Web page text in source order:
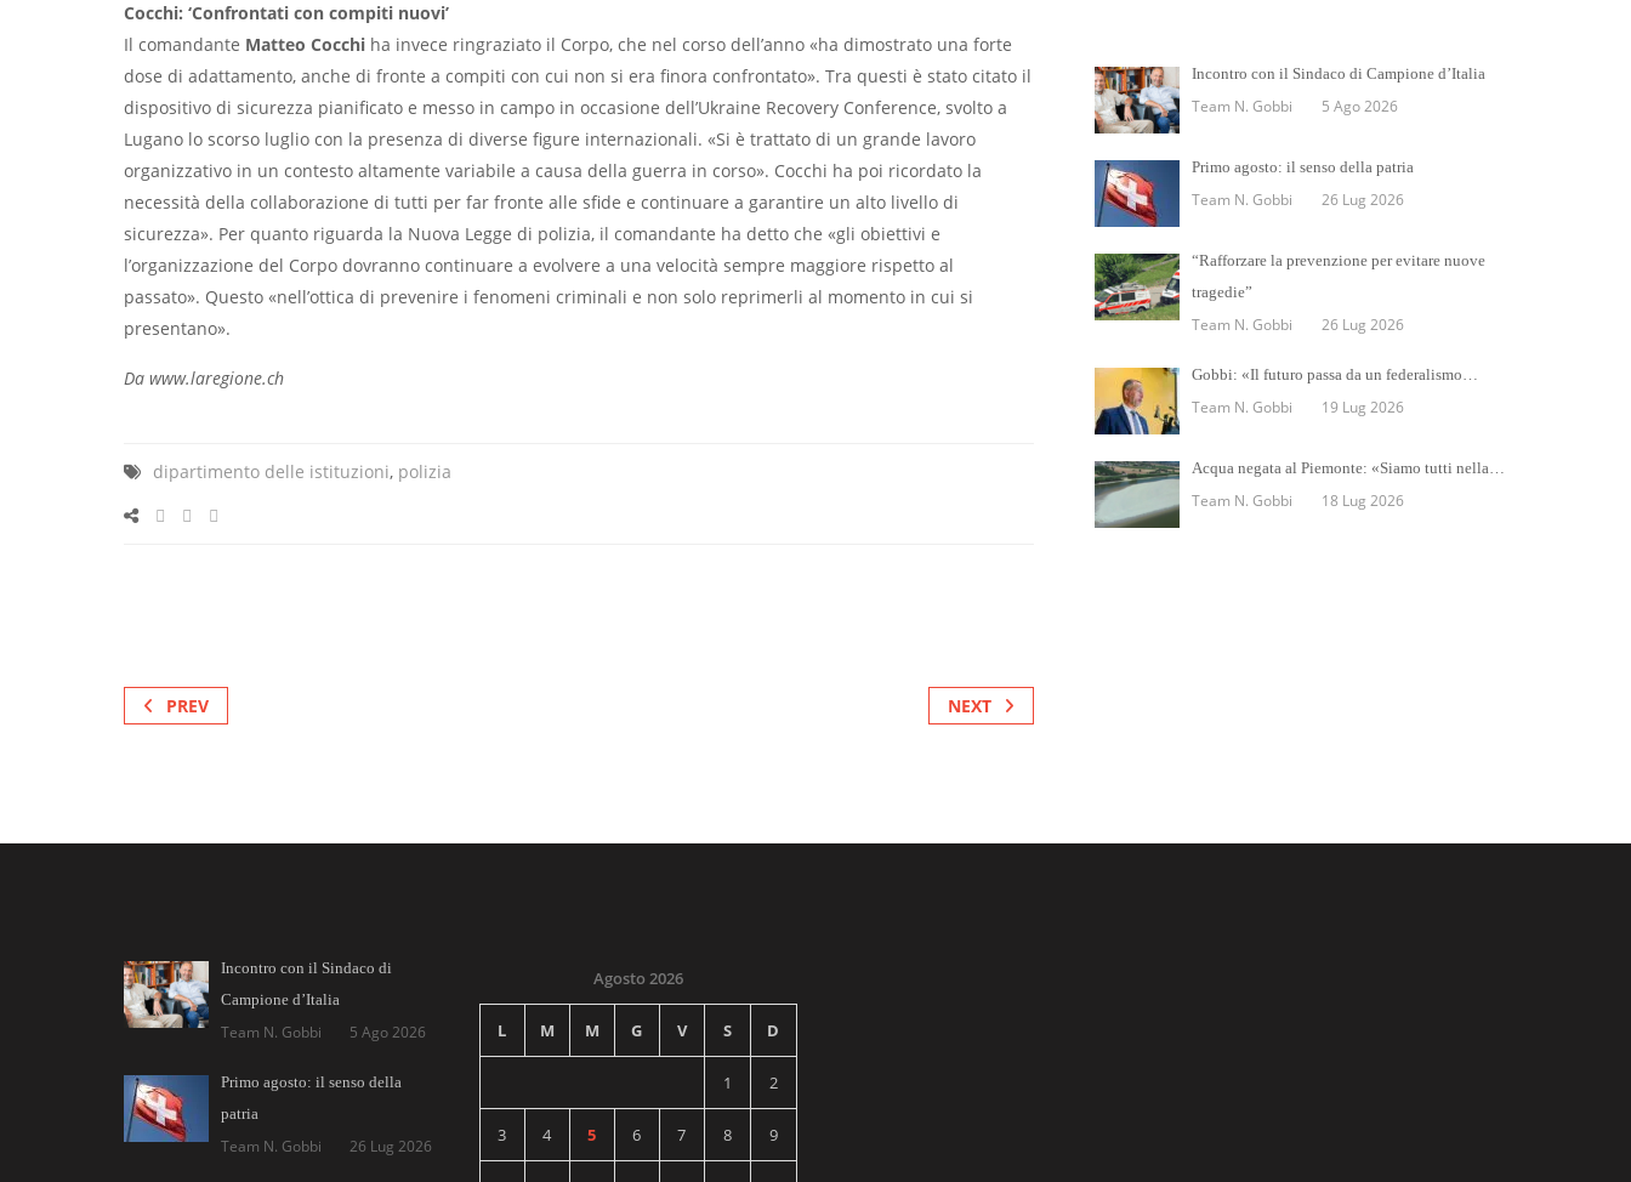
Cocchi: ‘Confrontati con compiti nuovi’
Il comandante Matteo Cocchi ha invece ringraziato il Corpo, che nel corso dell’anno «ha dimostrato una forte
dose di adattamento, anche di fronte a compiti con cui non si era finora confrontato». Tra questi è stato citato il
dispositivo di sicurezza pianificato e messo in campo in occasione dell’Ukraine Recovery Conference, svolto a
Lugano lo scorso luglio con la presenza di diverse figure internazionali. «Si è trattato di un grande lavoro
organizzativo in un contesto altamente variabile a causa della guerra in corso». Cocchi ha poi ricordato la
necessità della collaborazione di tutti per far fronte alle sfide e continuare a garantire un alto livello di
sicurezza». Per quanto riguarda la Nuova Legge di polizia, il comandante ha detto che «gli obiettivi e
l’organizzazione del Corpo dovranno continuare a evolvere a una velocità sempre maggiore rispetto al
passato». Questo «nell’ottica di prevenire i fenomeni criminali e non solo reprimerli al momento in cui si
presentano».
Da www.laregione.ch
dipartimento delle istituzioni, polizia
PREV NEXT
Incontro con il Sindaco di Campione d’Italia
Team N. Gobbi 5 Ago 2026
Primo agosto: il senso della patria
Team N. Gobbi 26 Lug 2026
“Rafforzare la prevenzione per evitare nuove
tragedie”
Team N. Gobbi 26 Lug 2026
Gobbi: «Il futuro passa da un federalismo…
Team N. Gobbi 19 Lug 2026
Acqua negata al Piemonte: «Siamo tutti nella…
Team N. Gobbi 18 Lug 2026
Incontro con il Sindaco di
Campione d’Italia
Team N. Gobbi 5 Ago 2026
Primo agosto: il senso della
patria
Team N. Gobbi 26 Lug 2026
Agosto 2026
L M M G V S D
1 2
3 4 5 6 7 8 9